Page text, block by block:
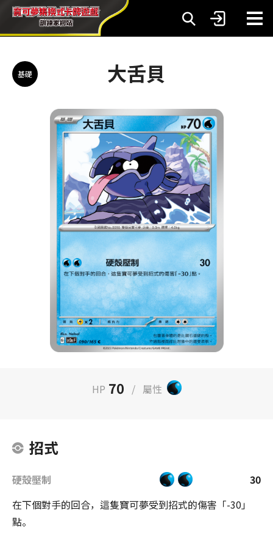
基礎 大舌貝
HP 70 / 屬性
招式
硬殼壓制
30
在下個對手的回合，這隻寶可夢受到招式的傷害「-30」
點。